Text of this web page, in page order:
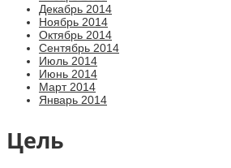
Декабрь 2014
Ноябрь 2014
Октябрь 2014
Сентябрь 2014
Июль 2014
Июнь 2014
Март 2014
Январь 2014
Цель